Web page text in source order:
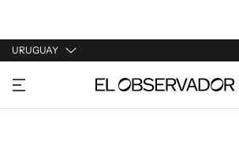
URUGUAY
URUGUAY
ARGENTINA